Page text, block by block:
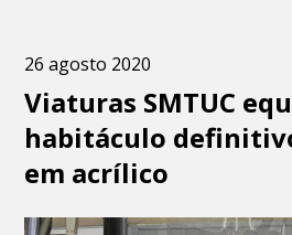
26 agosto 2020
Viaturas SMTUC
habitáculo
em acrílico